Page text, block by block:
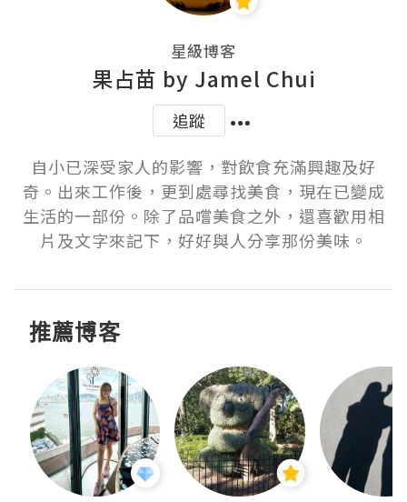
星級博客
果占苗 by Jamel Chui
追蹤
自小已深受家人的影響，對飲食充滿興趣及好
奇。出來工作後，更到處尋找美食，現在已變成
生活的一部份。除了品嚐美食之外，還喜歡用相
片及文字來記下，好好與人分享那份美味。
推薦博客